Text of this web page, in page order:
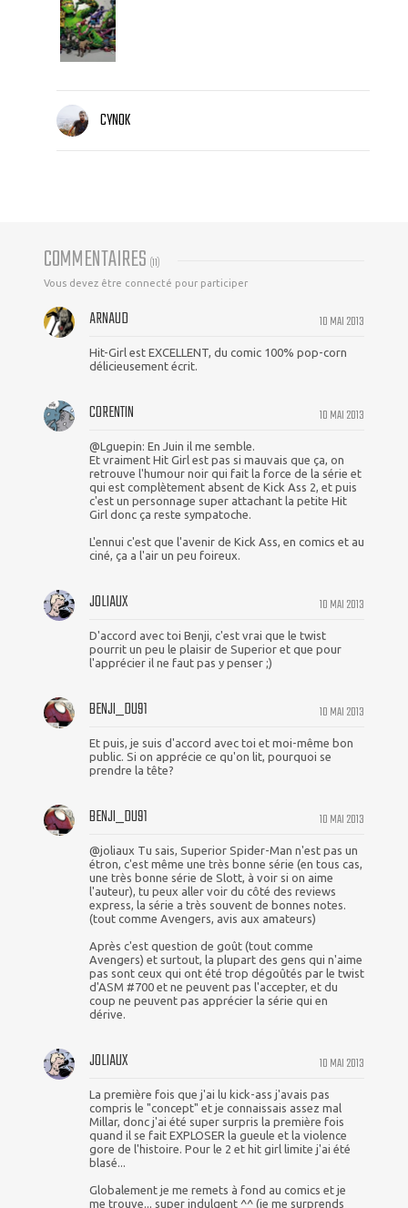
CYNOK
COMMENTAIRES (11)
Vous devez être connecté pour participer
10 MAI 2013
ARNAUD
Hit-Girl est EXCELLENT, du comic 100% pop-corn
délicieusement écrit.
10 MAI 2013
CORENTIN
@Lguepin: En Juin il me semble.
Et vraiment Hit Girl est pas si mauvais que ça, on
retrouve l'humour noir qui fait la force de la série et
qui est complètement absent de Kick Ass 2, et puis
c'est un personnage super attachant la petite Hit
Girl donc ça reste sympatoche.
L'ennui c'est que l'avenir de Kick Ass, en comics et au
ciné, ça a l'air un peu foireux.
10 MAI 2013
JOLIAUX
D'accord avec toi Benji, c'est vrai que le twist
pourrit un peu le plaisir de Superior et que pour
l'apprécier il ne faut pas y penser ;)
10 MAI 2013
BENJI_DU91
Et puis, je suis d'accord avec toi et moi-même bon
public. Si on apprécie ce qu'on lit, pourquoi se
prendre la tête?
10 MAI 2013
BENJI_DU91
@joliaux Tu sais, Superior Spider-Man n'est pas un
étron, c'est même une très bonne série (en tous cas,
une très bonne série de Slott, à voir si on aime
l'auteur), tu peux aller voir du côté des reviews
express, la série a très souvent de bonnes notes.
(tout comme Avengers, avis aux amateurs)
Après c'est question de goût (tout comme
Avengers) et surtout, la plupart des gens qui n'aime
pas sont ceux qui ont été trop dégoûtés par le twist
d'ASM #700 et ne peuvent pas l'accepter, et du
coup ne peuvent pas apprécier la série qui en
dérive.
10 MAI 2013
JOLIAUX
La première fois que j'ai lu kick-ass j'avais pas
compris le "concept" et je connaissais assez mal
Millar, donc j'ai été super surpris la première fois
quand il se fait EXPLOSER la gueule et la violence
gore de l'histoire. Pour le 2 et hit girl limite j'ai été
blasé...
Globalement je me remets à fond au comics et je
me trouve... super indulgent ^^ (je me surprends